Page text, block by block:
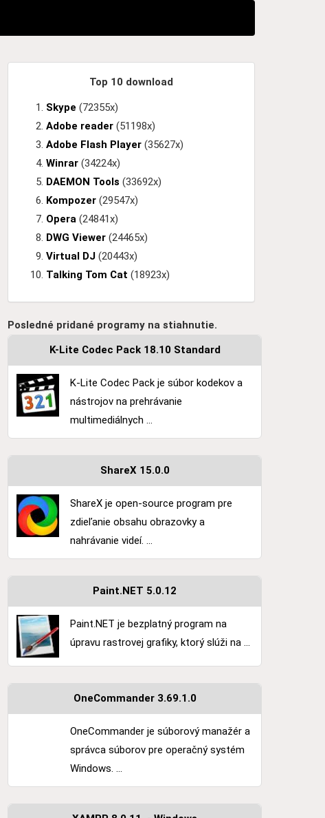
Top 10 download
Skype (72355x)
Adobe reader (51198x)
Adobe Flash Player (35627x)
Winrar (34224x)
DAEMON Tools (33692x)
Kompozer (29547x)
Opera (24841x)
DWG Viewer (24465x)
Virtual DJ (20443x)
Talking Tom Cat (18923x)
Posledné pridané programy na stiahnutie.
K-Lite Codec Pack 18.10 Standard
K-Lite Codec Pack je súbor kodekov a
nástrojov na prehrávanie
multimediálnych ...
ShareX 15.0.0
ShareX je open-source program pre
zdieľanie obsahu obrazovky a
nahrávanie videí. ...
Paint.NET 5.0.12
Paint.NET je bezplatný program na
úpravu rastrovej grafiky, ktorý slúži na ...
OneCommander 3.69.1.0
OneCommander je súborový manažér a
správca súborov pre operačný systém
Windows. ...